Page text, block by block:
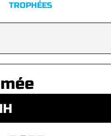
TROPHÉES